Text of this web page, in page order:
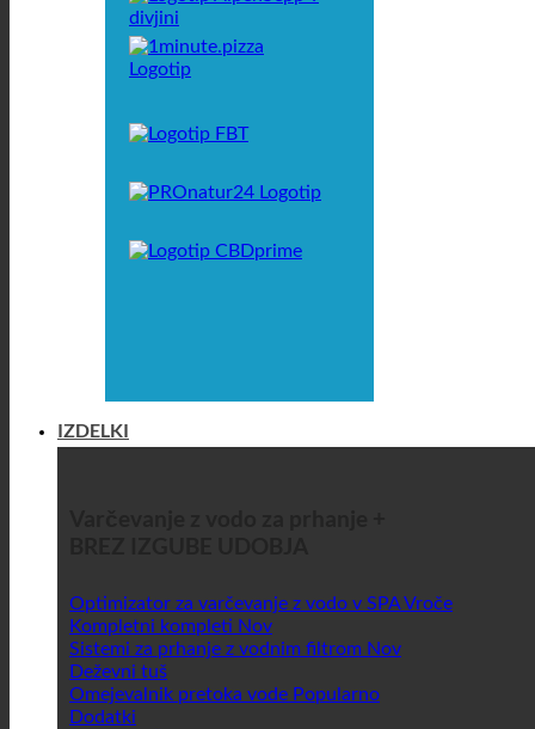
IZDELKI
Optimizator za varčevanje z vodo v SPA
Kompletni kompleti
Sistemi za prhanje z vodnim filtrom
Deževni tuš
Omejevalnik pretoka vode
Dodatki